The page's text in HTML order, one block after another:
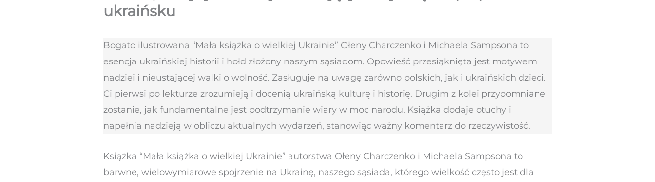
ukraińsku
Bogato ilustrowana “Mała książka o wielkiej Ukrainie” Ołeny Charczenko i Michaela Sampsona to
esencja ukraińskiej historii i hołd złożony naszym sąsiadom. Opowieść przesiąknięta jest motywem
nadziei i nieustającej walki o wolność. Zasługuje na uwagę zarówno polskich, jak i ukraińskich dzieci.
Ci pierwsi po lekturze zrozumieją i docenią ukraińską kulturę i historię. Drugim z kolei przypomniane
zostanie, jak fundamentalne jest podtrzymanie wiary w moc narodu. Książka dodaje otuchy i
napełnia nadzieją w obliczu aktualnych wydarzeń, stanowiąc ważny komentarz do rzeczywistość.
Książka “Mała książka o wielkiej Ukrainie” autorstwa Ołeny Charczenko i Michaela Sampsona to
barwne, wielowymiarowe spojrzenie na Ukrainę, naszego sąsiada, którego wielkość często jest dla